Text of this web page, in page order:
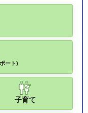
ート)
子育て